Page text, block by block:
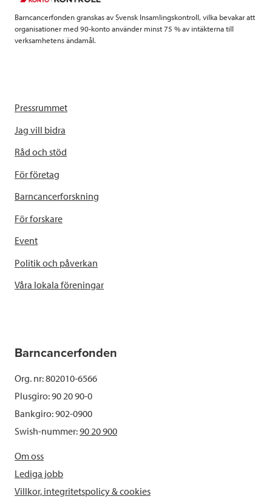
Barncancerfonden granskas av Svensk Insamlingskontroll, vilka bevakar att
organisationer med 90-konto använder minst 75 % av intäkterna till
verksamhetens ändamål.
Pressrummet
Jag vill bidra
Råd och stöd
För företag
Barncancerforskning
För forskare
Event
Politik och påverkan
Våra lokala föreningar
Barncancerfonden
Org. nr: 802010-6566
Plusgiro: 90 20 90-0
Bankgiro: 902-0900
Swish-nummer:90 20 900
Om oss
Lediga jobb
Villkor, integritetspolicy & cookies